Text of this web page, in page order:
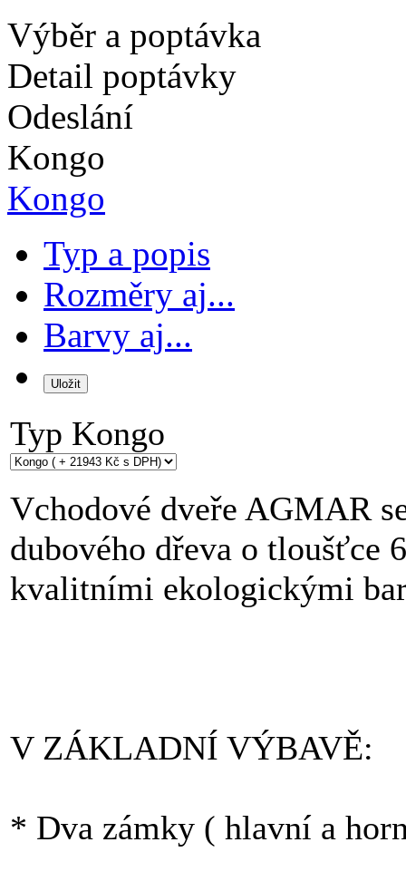
Výběr a poptávka
Detail poptávky
Odeslání
Kongo
Kongo
Typ a popis
Rozměry aj...
Barvy aj...
Typ Kongo
Vchodové dveře AGMAR
dubového dřeva o tloušťce
kvalitními ekologickými
V ZÁKLADNÍ VÝBAVĚ:
* Dva zámky ( hlavní a